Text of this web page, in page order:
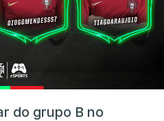
do grupo B no